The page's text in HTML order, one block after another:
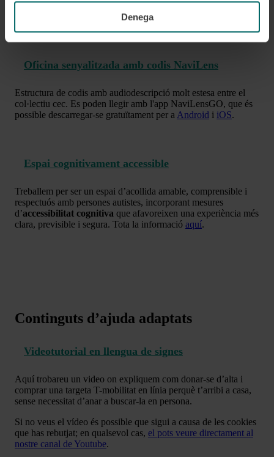
Denega
senyalització podotàctil per a facilitar la guia de les persones
amb alguna discapacitat visual a l'interior del local.
Oficina senyalitzada amb codis NaviLens
Estructura de codis amb audiodescripció molt estesa entre el
col·lectiu cec. Es poden llegir amb l'app NaviLensGO, que és
possible descarregar-se gratuïtament per a Android i iOS.
Espai cognitivament accessible
Treballem per ser un espai d’acollida amable, comprensible i
respectuós amb persones autistes, incorporant mesures
d’accessibilitat cognitiva que afavoreixen una experiència més
clara, previsible i segura. Tota la informació aquí.
Continguts d’ajuda adaptats
Videotutorial en llengua de signes
Aquí trobareu un video on expliquem com donar-se d’alta i
comprar una targeta T-mobilitat en línia perquè t’arribi a casa,
sense necessitat d’anar a buscar-la en persona.
Si no veus el vídeo és possible que sigui a causa de les cookies
que has rebutjat; en qualsevol cas, el pots veure directament al
nostre canal de Youtube.